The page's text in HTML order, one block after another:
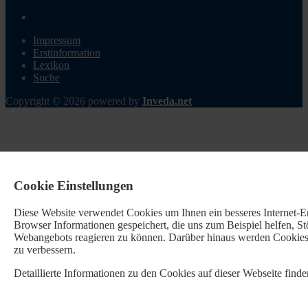
Impressum
Erstinformation
Lexikon
Suche
Copyright © 2026 powered by Inveda.net
Cookie Einstellungen
Diese Website verwendet Cookies um Ihnen ein besseres
Browser Informationen gespeichert, die uns zum Beispiel helfen,
Webangebots reagieren zu können. Darüber hinaus werden
zu verbessern.
Detaillierte Informationen zu den Cookies auf dieser Webseite